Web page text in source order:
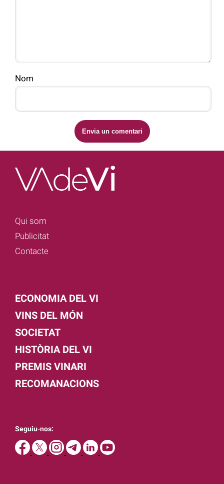
Nom
Qui som
Publicitat
Contacte
ECONOMIA DEL VI
VINS DEL MÓN
SOCIETAT
HISTÒRIA DEL VI
PREMIS VINARI
RECOMANACIONS
Seguiu-nos: